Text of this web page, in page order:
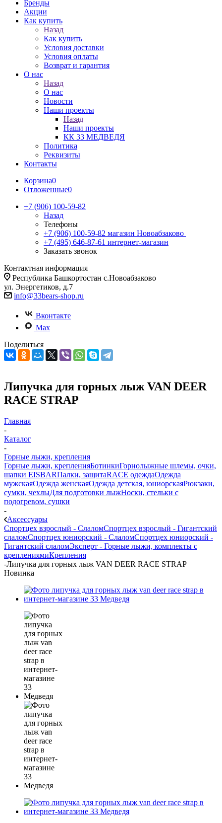
Бренды
Акции
Как купить
Назад
Как купить
Условия доставки
Условия оплаты
Возврат и гарантия
О нас
Назад
О нас
Новости
Наши проекты
Назад
Наши проекты
КК 33 МЕДВЕДЯ
Политика
Реквизиты
Контакты
Корзина0
Отложенные0
+7 (906) 100-59-82
Назад
Телефоны
+7 (906) 100-59-82 магазин Новоабзаково
+7 (495) 646-87-61 интернет-магазин
Заказать звонок
Контактная информация
Республика Башкортостан с.Новоабзаково
ул. Энергетиков, д.7
info@33bears-shop.ru
Вконтакте
Max
Поделиться
Липучка для горных лыж VAN DEER
RACE STRAP
Главная
-
Каталог
-
Горные лыжи, крепления
Горные лыжи, крепленияБотинкиГорнолыжные шлемы, очки,
шапки EISBARПалки, защитаRACE одеждаОдежда
мужскаяОдежда женскаяОдежда детская, юниорскаяРюкзаки,
сумки, чехлыДля подготовки лыжНоски, стельки с
подогревом, сушки
-
Аксессуары
Спортцех взрослый - СлаломСпортцех взрослый - Гигантский
слаломСпортцех юниорский - СлаломСпортцех юниорский -
Гигантский слаломЭксперт - Горные лыжи, комплекты с
креплениямиКрепления
-Липучка для горных лыж VAN DEER RACE STRAP
Новинка